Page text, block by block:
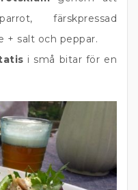
färskpressad
+ salt och peppar.
i små bitar för en